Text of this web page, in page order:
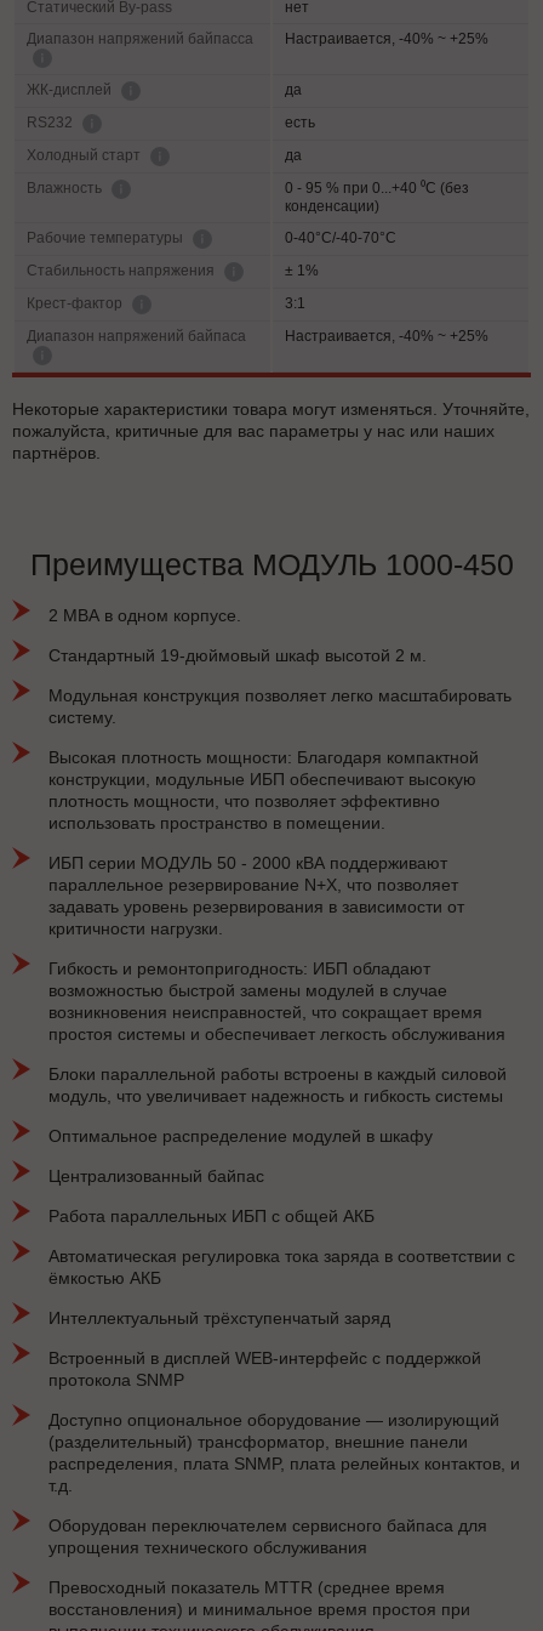
Статический By-pass
нет
Диапазон напряжений байпасса
Настраивается, -40% ~ +25%
ЖК-дисплей
да
RS232
есть
Холодный старт
да
Влажность
0 - 95 % при 0...+40 ⁰С (без
конденсации)
Рабочие температуры
0-40°C/-40-70°C
Cтабильность напряжения
± 1%
Крест-фактор
3:1
Диапазон напряжений байпаса
Настраивается, -40% ~ +25%
Некоторые характеристики товара могут изменяться. Уточняйте,
пожалуйста, критичные для вас параметры у нас или наших
партнёров.
Преимущества МОДУЛЬ 1000-450
2 МВА в одном корпусе.
Стандартный 19-дюймовый шкаф высотой 2 м.
Модульная конструкция позволяет легко масштабировать
систему.
Высокая плотность мощности: Благодаря компактной
конструкции, модульные ИБП обеспечивают высокую
плотность мощности, что позволяет эффективно
использовать пространство в помещении.
ИБП серии МОДУЛЬ 50 - 2000 кВА поддерживают
параллельное резервирование N+X, что позволяет
задавать уровень резервирования в зависимости от
критичности нагрузки.
Гибкость и ремонтопригодность: ИБП обладают
возможностью быстрой замены модулей в случае
возникновения неисправностей, что сокращает время
простоя системы и обеспечивает легкость обслуживания
Блоки параллельной работы встроены в каждый силовой
модуль, что увеличивает надежность и гибкость системы
Оптимальное распределение модулей в шкафу
Централизованный байпас
Работа параллельных ИБП с общей АКБ
Автоматическая регулировка тока заряда в соответствии с
ёмкостью АКБ
Интеллектуальный трёхступенчатый заряд
Встроенный в дисплей WEB-интерфейс с поддержкой
протокола SNMP
Доступно опциональное оборудование — изолирующий
(разделительный) трансформатор, внешние панели
распределения, плата SNMP, плата релейных контактов, и
т.д.
Оборудован переключателем сервисного байпаса для
упрощения технического обслуживания
Превосходный показатель MTTR (среднее время
восстановления) и минимальное время простоя при